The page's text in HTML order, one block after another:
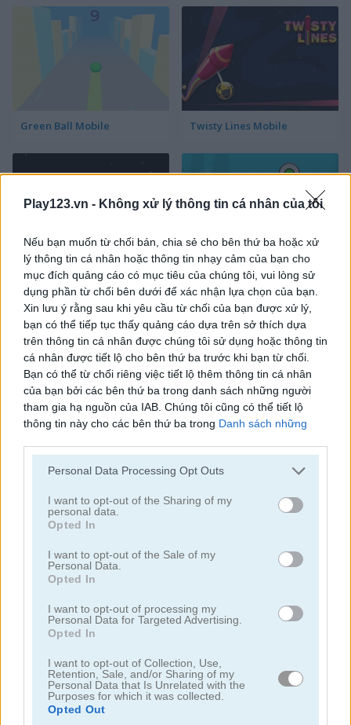
Play123.vn - Không xử lý thông tin cá nhân của tôi
Nếu bạn muốn từ chối bán, chia sẻ cho bên thứ ba hoặc xử
lý thông tin cá nhân hoặc thông tin nhạy cảm của bạn cho
mục đích quảng cáo có mục tiêu của chúng tôi, vui lòng sử
dụng phần từ chối bên dưới để xác nhận lựa chọn của bạn.
Xin lưu ý rằng sau khi yêu cầu từ chối của bạn được xử lý,
bạn có thể tiếp tục thấy quảng cáo dựa trên sở thích dựa
trên thông tin cá nhân được chúng tôi sử dụng hoặc thông tin
cá nhân được tiết lộ cho bên thứ ba trước khi bạn từ chối.
Bạn có thể từ chối riêng việc tiết lộ thêm thông tin cá nhân
của bạn bởi các bên thứ ba trong danh sách những người
tham gia hạ nguồn của IAB. Chúng tôi cũng có thể tiết lộ
thông tin này cho các bên thứ ba trong Danh sách những
lộ thêm thông tin này cho các bên thứ ba khác.
services and may gather and store information including but
not limited to your visit or usage behaviour. You may click to
grant or deny consent to Google and its third-party tags to
use your data for below specified purposes in below Google
consent section.
Personal Data Processing Opt Outs
I want to opt-out of the Sharing of my
personal data.
Opted In
I want to opt-out of the Sale of my
Personal Data.
Opted In
I want to opt-out of processing my
Personal Data for Targeted Advertising.
Opted In
I want to opt-out of Collection, Use,
Retention, Sale, and/or Sharing of my
Personal Data that Is Unrelated with the
Purposes for which it was collected.
Opted Out
Green Ball Mobile Twisty Lines Mobile
Block Painter Cowboy Swing
Go Around Lawn Mower
Tower Fall
Rising Squares